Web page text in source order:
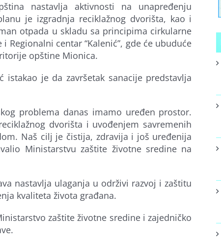
nastavlja aktivnosti na unapređenju
je izgradnja reciklažnog dvorišta, kao i
otpada u skladu sa principima cirkularne
Regionalni centar “Kalenić”, gde će ubuduće
opštine Mionica.
istakao je da završetak sanacije predstavlja
problema danas imamo uređen prostor.
dvorišta i uvođenjem savremenih
Naš cilj je čistija, zdravija i još uređenija
Ministarstvu zaštite životne sredine na
nastavlja ulaganja u održivi razvoj i zaštitu
kvaliteta života građana.
zaštite životne sredine i zajedničko